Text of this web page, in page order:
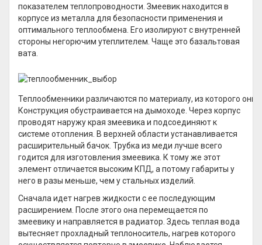
показателем теплопроводности. Змеевик находится в
корпусе из металла для безопасности применения и
оптимального теплообмена. Его изолируют с внутренней
стороны негорючим утеплителем. Чаще это базальтовая
вата.
Теплообменники различаются по материалу, из которого они
Конструкция обустраивается на дымоходе. Через корпус
проводят наружу края змеевика и подсоединяют к
системе отопления. В верхней области устанавливается
расширительный бачок. Трубка из меди лучше всего
годится для изготовления змеевика. К тому же этот
элемент отличается высоким КПД, а потому габариты у
него в разы меньше, чем у стальных изделий.
Сначала идет нагрев жидкости с ее последующим
расширением. После этого она перемещается по
змеевику и направляется в радиатор. Здесь теплая вода
вытесняет прохладный теплоноситель, нагрев которого